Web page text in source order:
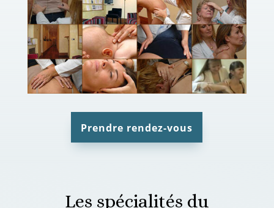
Prendre rendez-vous
Les spécialités du